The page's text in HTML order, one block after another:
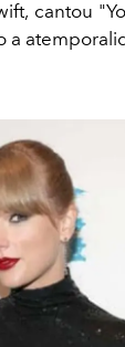
cantou
a